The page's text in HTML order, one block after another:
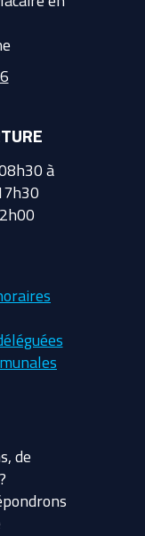
à
de